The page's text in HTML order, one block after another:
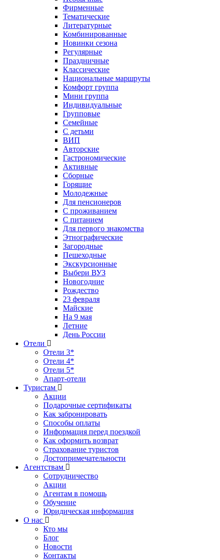
Фирменные
Тематические
Литературные
Комбинированные
Новинки сезона
Регулярные
Праздничные
Классические
Национальные маршруты
Комфорт группа
Мини группа
Индивидуальные
Групповые
Семейные
С детьми
ВИП
Авторские
Гастрономические
Активные
Сборные
Горящие
Молодежные
Для пенсионеров
С проживанием
С питанием
Для первого знакомства
Этнографические
Загородные
Пешеходные
Экскурсионные
Выбери ВУЗ
Новогодние
Рождество
23 февраля
Майские
На 9 мая
Летние
День России
Отели
Отели 3*
Отели 4*
Отели 5*
Апарт-отели
Туристам
Акции
Подарочные сертификаты
Как забронировать
Способы оплаты
Информация перед поездкой
Как оформить возврат
Страхование туристов
Достопримечательности
Агентствам
Сотрудничество
Акции
Агентам в помощь
Обучение
Юридическая информация
О нас
Кто мы
Блог
Новости
Контакты